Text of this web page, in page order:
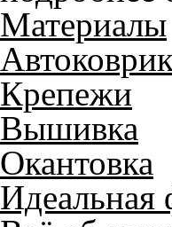
Материалы
Крепежи
Вышивка
Окантовка
Идеальная